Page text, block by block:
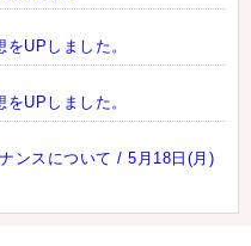
UPしました。
UPしました。
ンスについて / 5月18日(月)